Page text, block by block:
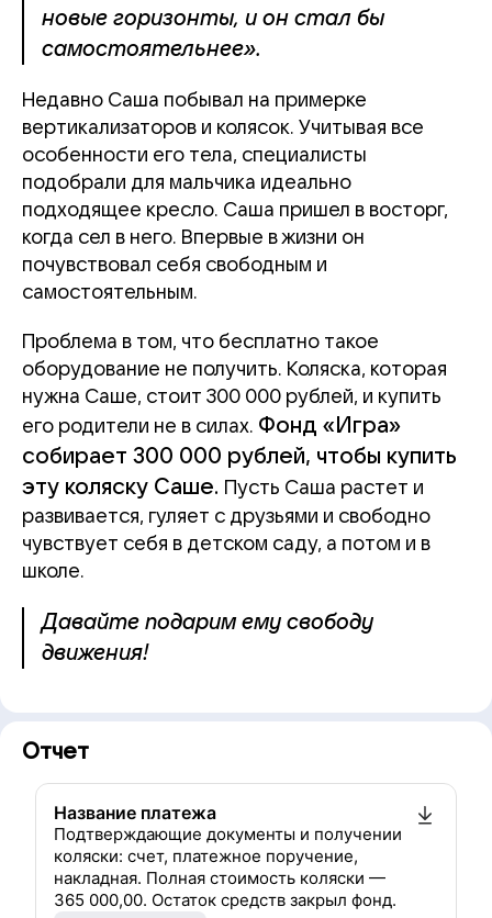
новые горизонты, и он стал бы
самостоятельнее».
Недавно Саша побывал на примерке
вертикализаторов и колясок. Учитывая все
особенности его тела, специалисты
подобрали для мальчика идеально
подходящее кресло. Саша пришел в восторг,
когда сел в него. Впервые в жизни он
почувствовал себя свободным и
самостоятельным.
Проблема в том, что бесплатно такое
оборудование не получить. Коляска, которая
нужна Саше, стоит 300 000 рублей, и купить
его родители не в силах. Фонд «Игра»
собирает 300 000 рублей, чтобы купить
эту коляску Саше. Пусть Саша растет и
развивается, гуляет с друзьями и свободно
чувствует себя в детском саду, а потом и в
школе.
Давайте подарим ему свободу
движения!
Отчет
Название платежа
Подтверждающие документы и получении
коляски: счет, платежное поручение,
накладная. Полная стоимость коляски —
365 000,00. Остаток средств закрыл фонд.